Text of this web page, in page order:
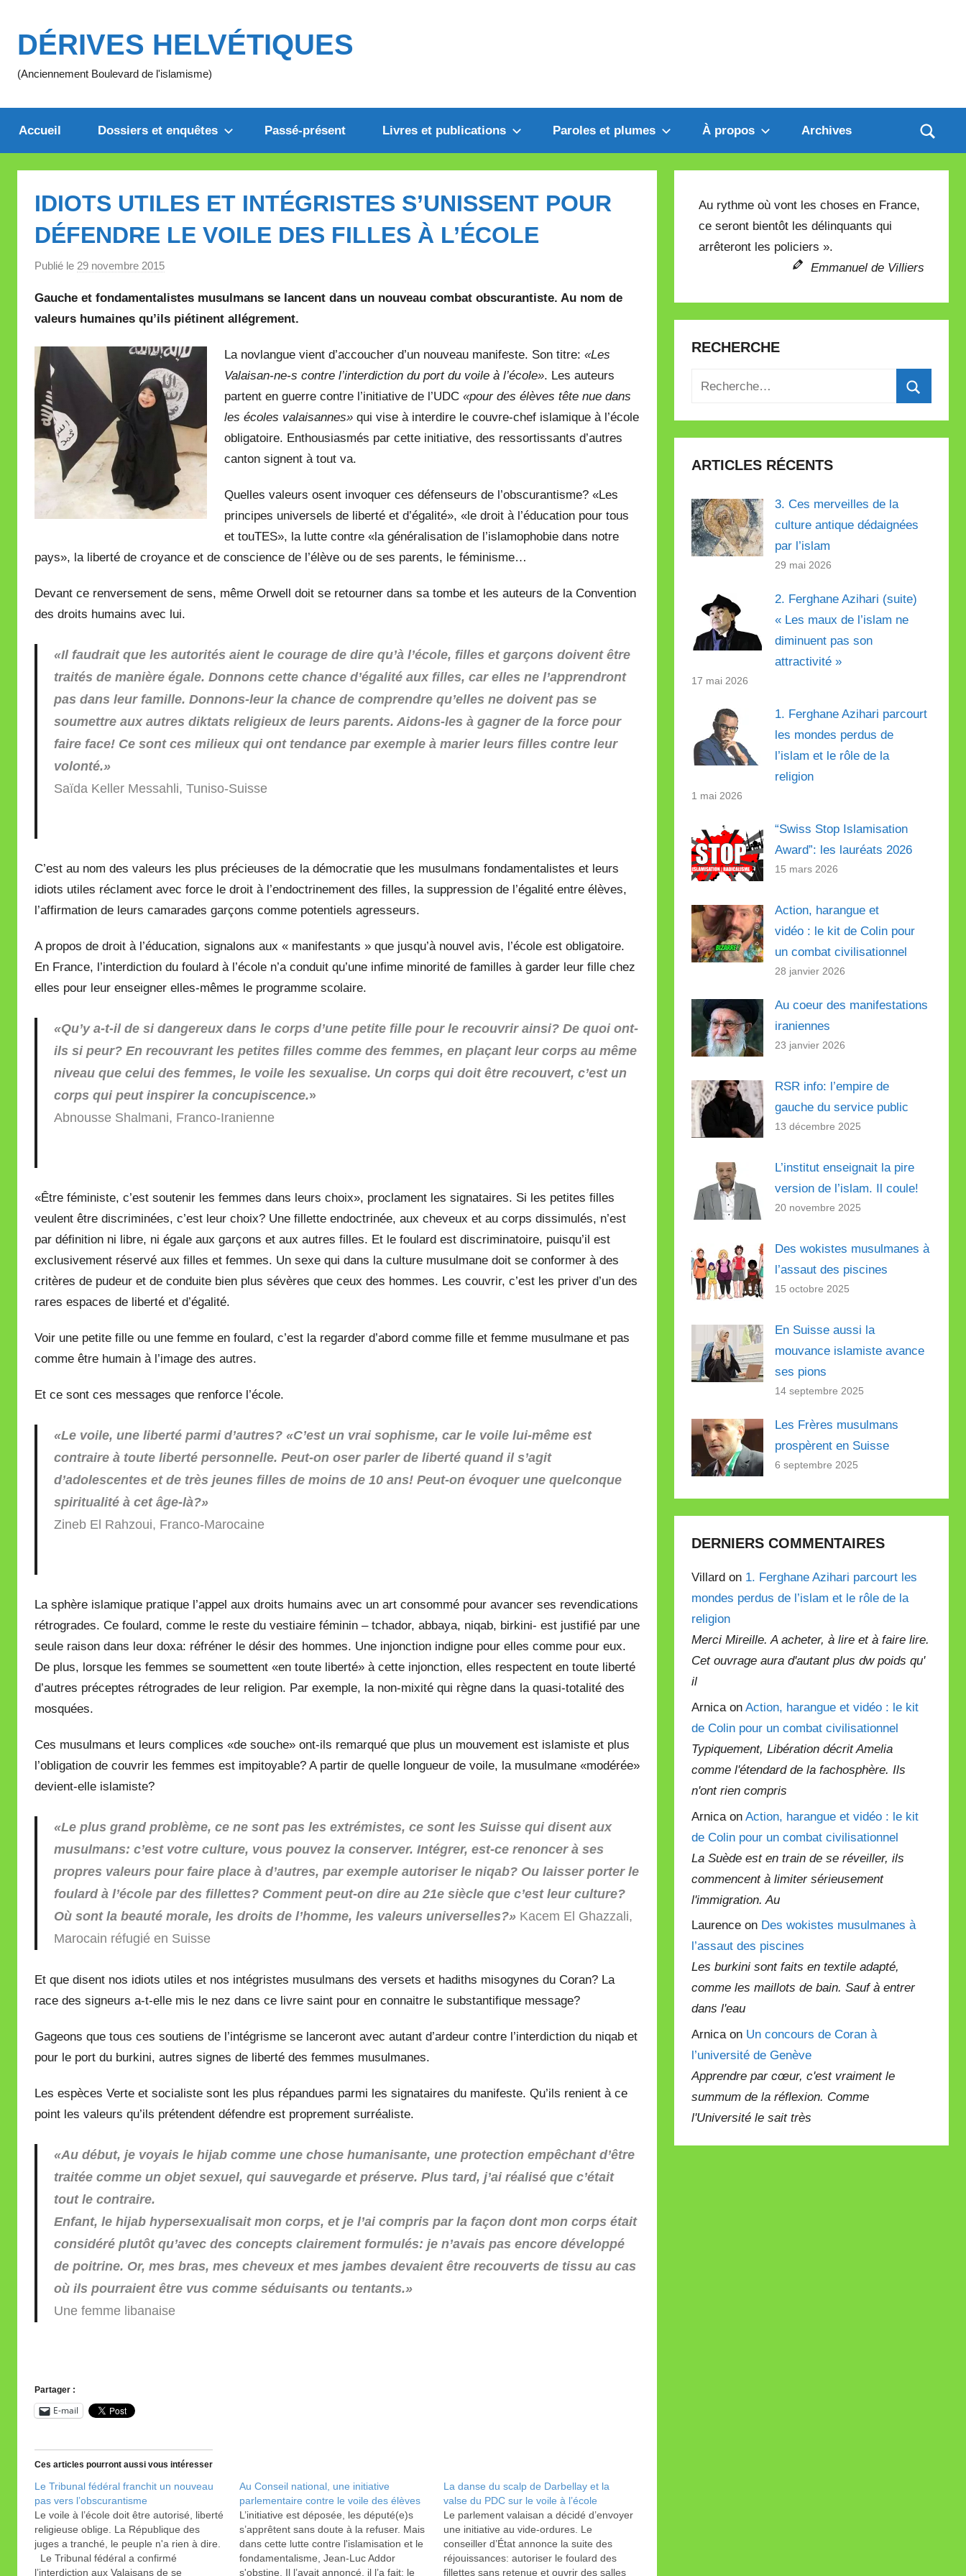
contenu
DÉRIVES HELVÉTIQUES
(Anciennement Boulevard de l'islamisme)
Accueil Dossiers et enquêtes Passé-présent Livres et publications Paroles et plumes À propos Archives
IDIOTS UTILES ET INTÉGRISTES S’UNISSENT POUR
DÉFENDRE LE VOILE DES FILLES À L’ÉCOLE
Publié le 29 novembre 2015
r
M
r
e
i
l
t
Gauche et fondamentalistes musulmans se lancent dans un nouveau combat obscurantiste. Au nom de
valeurs humaines qu’ils piétinent allégrement.
La novlangue vient d’accoucher d’un nouveau manifeste. Son titre: «Les
Valaisan-ne-s contre l’interdiction du port du voile à l’école». Les auteurs
partent en guerre contre l’initiative de l’UDC «pour des élèves tête nue dans
les écoles valaisannes»qui vise à interdire le couvre-chef islamique à l’école
obligatoire. Enthousiasmés par cette initiative, des ressortissants d’autres
canton signent à tout va.
Quelles valeurs osent invoquer ces défenseurs de l’obscurantisme? «Les
principes universels de liberté et d’égalité», «le droit à l’éducation pour tous
et touTES», la lutte contre «la généralisation de l’islamophobie dans notre
pays», la liberté de croyance et de conscience de l’élève ou de ses parents, le féminisme…
Devant ce renversement de sens, même Orwell doit se retourner dans sa tombe et les auteurs de la Convention
des droits humains avec lui.
«Il faudrait que les autorités aient le courage de dire qu’à l’école, filles et garçons doivent être
traités de manière égale. Donnons cette chance d’égalité aux filles, car elles ne l’apprendront
pas dans leur famille. Donnons-leur la chance de comprendre qu’elles ne doivent pas se
soumettre aux autres diktats religieux de leurs parents. Aidons-les à gagner de la force pour
faire face! Ce sont ces milieux qui ont tendance par exemple à marier leurs filles contre leur
volonté.»
Saïda Keller Messahli, Tuniso-Suisse
C’est au nom des valeurs les plus précieuses de la démocratie que les musulmans fondamentalistes et leurs
idiots utiles réclament avec force le droit à l’endoctrinement des filles, la suppression de l’égalité entre élèves,
l’affirmation de leurs camarades garçons comme potentiels agresseurs.
A propos de droit à l’éducation, signalons aux « manifestants » que jusqu’à nouvel avis, l’école est obligatoire.
En France, l’interdiction du foulard à l’école n’a conduit qu’une infime minorité de familles à garder leur fille chez
elles pour leur enseigner elles-mêmes le programme scolaire.
«Qu’y a-t-il de si dangereux dans le corps d’une petite fille pour le recouvrir ainsi? De quoi ont-
ils si peur? En recouvrant les petites filles comme des femmes, en plaçant leur corps au même
niveau que celui des femmes, le voile les sexualise. Un corps qui doit être recouvert, c’est un
corps qui peut inspirer la concupiscence.»
Abnousse Shalmani, Franco-Iranienne
«Être féministe, c’est soutenir les femmes dans leurs choix», proclament les signataires. Si les petites filles
veulent être discriminées, c’est leur choix? Une fillette endoctrinée, aux cheveux et au corps dissimulés, n’est
par définition ni libre, ni égale aux garçons et aux autres filles. Et le foulard est discriminatoire, puisqu’il est
exclusivement réservé aux filles et femmes. Un sexe qui dans la culture musulmane doit se conformer à des
critères de pudeur et de conduite bien plus sévères que ceux des hommes. Les couvrir, c’est les priver d’un des
rares espaces de liberté et d’égalité.
Voir une petite fille ou une femme en foulard, c’est la regarder d’abord comme fille et femme musulmane et pas
comme être humain à l’image des autres.
Et ce sont ces messages que renforce l’école.
«Le voile, une liberté parmi d’autres? «C’est un vrai sophisme, car le voile lui-même est
contraire à toute liberté personnelle. Peut-on oser parler de liberté quand il s’agit
d’adolescentes et de très jeunes filles de moins de 10 ans! Peut-on évoquer une quelconque
spiritualité à cet âge-là?»
Zineb El Rahzoui, Franco-Marocaine
La sphère islamique pratique l’appel aux droits humains avec un art consommé pour avancer ses revendications
rétrogrades. Ce foulard, comme le reste du vestiaire féminin – tchador, abbaya, niqab, birkini- est justifié par une
seule raison dans leur doxa: réfréner le désir des hommes. Une injonction indigne pour elles comme pour eux.
De plus, lorsque les femmes se soumettent «en toute liberté» à cette injonction, elles respectent en toute liberté
d’autres préceptes rétrogrades de leur religion. Par exemple, la non-mixité qui règne dans la quasi-totalité des
mosquées.
Ces musulmans et leurs complices «de souche» ont-ils remarqué que plus un mouvement est islamiste et plus
l’obligation de couvrir les femmes est impitoyable? A partir de quelle longueur de voile, la musulmane «modérée»
devient-elle islamiste?
«Le plus grand problème, ce ne sont pas les extrémistes, ce sont les Suisse qui disent aux
musulmans: c’est votre culture, vous pouvez la conserver. Intégrer, est-ce renoncer à ses
propres valeurs pour faire place à d’autres, par exemple autoriser le niqab? Ou laisser porter le
foulard à l’école par des fillettes? Comment peut-on dire au 21e siècle que c’est leur culture?
Où sont la beauté morale, les droits de l’homme, les valeurs universelles?» Kacem El Ghazzali,
Marocain réfugié en Suisse
Et que disent nos idiots utiles et nos intégristes musulmans des versets et hadiths misogynes du Coran? La
race des signeurs a-t-elle mis le nez dans ce livre saint pour en connaitre le substantifique message?
Gageons que tous ces soutiens de l’intégrisme se lanceront avec autant d’ardeur contre l’interdiction du niqab et
pour le port du burkini, autres signes de liberté des femmes musulmanes.
Les espèces Verte et socialiste sont les plus répandues parmi les signataires du manifeste. Qu’ils renient à ce
point les valeurs qu’ils prétendent défendre est proprement surréaliste.
«Au début, je voyais le hijab comme une chose humanisante, une protection empêchant d’être
traitée comme un objet sexuel, qui sauvegarde et préserve. Plus tard, j’ai réalisé que c’était
tout le contraire.
Enfant, le hijab hypersexualisait mon corps, et je l’ai compris par la façon dont mon corps était
considéré plutôt qu’avec des concepts clairement formulés: je n’avais pas encore développé
de poitrine. Or, mes bras, mes cheveux et mes jambes devaient être recouverts de tissu au cas
où ils pourraient être vus comme séduisants ou tentants.»
Une femme libanaise
Partager :
E-mail
Ces articles pourront aussi vous intéresser
Le Tribunal fédéral franchit un nouveau
pas vers l’obscurantisme
Le voile à l’école doit être autorisé, liberté
religieuse oblige. La République des
juges a tranché, le peuple n'a rien à dire.
Le Tribunal fédéral a confirmé
l’interdiction aux Valaisans de se
Au Conseil national, une initiative
parlementaire contre le voile des élèves
L’initiative est déposée, les député(e)s
s’apprêtent sans doute à la refuser. Mais
dans cette lutte contre l'islamisation et le
fondamentalisme, Jean-Luc Addor
s'obstine. Il l’avait annoncé, il l’a fait: le
La danse du scalp de Darbellay et la
valse du PDC sur le voile à l’école
Le parlement valaisan a décidé d’envoyer
une initiative au vide-ordures. Le
conseiller d’État annonce la suite des
réjouissances: autoriser le foulard des
fillettes sans retenue et ouvrir des salles
Au rythme où vont les choses en France,
ce seront bientôt les délinquants qui
arrêteront les policiers ».
Emmanuel de Villiers
RECHERCHE
Recherche
:
ARTICLES RÉCENTS
3. Ces merveilles de la
culture antique dédaignées
par l’islam
29 mai 2026
2. Ferghane Azihari (suite)
« Les maux de l’islam ne
diminuent pas son
attractivité »
17 mai 2026
1. Ferghane Azihari parcourt
les mondes perdus de
l’islam et le rôle de la
religion
1 mai 2026
“Swiss Stop Islamisation
Award”: les lauréats 2026
15 mars 2026
Action, harangue et
vidéo : le kit de Colin pour
un combat civilisationnel
28 janvier 2026
Au coeur des manifestations
iraniennes
23 janvier 2026
RSR info: l’empire de
gauche du service public
13 décembre 2025
L’institut enseignait la pire
version de l’islam. Il coule!
20 novembre 2025
Des wokistes musulmanes à
l’assaut des piscines
15 octobre 2025
En Suisse aussi la
mouvance islamiste avance
ses pions
14 septembre 2025
Les Frères musulmans
prospèrent en Suisse
6 septembre 2025
DERNIERS COMMENTAIRES
Villard on 1. Ferghane Azihari parcourt les
mondes perdus de l’islam et le rôle de la
religion
Merci Mireille. A acheter, à lire et à faire lire.
Cet ouvrage aura d'autant plus dw poids qu'
il
Arnica onAction, harangue et vidéo : le kit
de Colin pour un combat civilisationnel
Typiquement, Libération décrit Amelia
comme l'étendard de la fachosphère. Ils
n'ont rien compris
Arnica onAction, harangue et vidéo : le kit
de Colin pour un combat civilisationnel
La Suède est en train de se réveiller, ils
commencent à limiter sérieusement
l'immigration. Au
Laurence on Des wokistes musulmanes à
l’assaut des piscines
Les burkini sont faits en textile adapté,
comme les maillots de bain. Sauf à entrer
dans l'eau
Arnica on Un concours de Coran à
l’université de Genève
Apprendre par cœur, c'est vraiment le
summum de la réflexion. Comme
l'Université le sait très